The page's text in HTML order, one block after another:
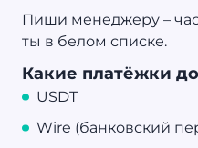
Пиши менеджеру –
ты в белом списке.
Какие платёжки
USDT
Wire (банковский